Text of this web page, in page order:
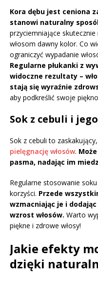
Kora dębu jest ceniona
stanowi naturalny
przyciemniające
włosom dawny kolor. Co
ograniczyć wypadanie
Regularne płukanki z
widoczne rezultaty –
stają się wyraźnie
aby podkreślić swoje
Sok z cebuli i
Sok z cebuli to
pielęgnację włosów.
pasma, nadając im
Regularne stosowanie
korzyści. Przede
wzmacniając je i
wzrost włosów. Warto
piękne i zdrowe włosy!
Jakie efekty
dzięki